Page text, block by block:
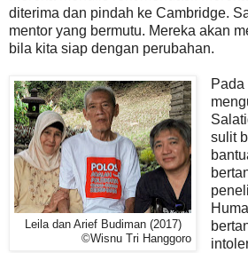
diterima dan pindah ke Cambridge.
mentor yang bermutu. Mereka akan
bila kita siap dengan perubahan.
Leila dan Arief Budiman (2017)
©Wisnu Tri Hanggoro
Pada
sulit